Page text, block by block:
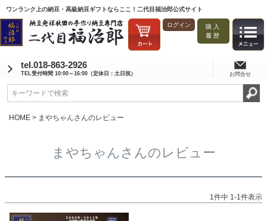
ワンランク上の納豆・高級納豆ギフトならここ！二代目福治郎公式サイト
ログイン
購入
履歴
tel.018-863-2926
TEL受付時間 10:00～16:00（定休日：土日祝） お問合せ
HOME まやちゃんさんのレビュー
まやちゃんさんのレビュー
1件中 1-1件表示